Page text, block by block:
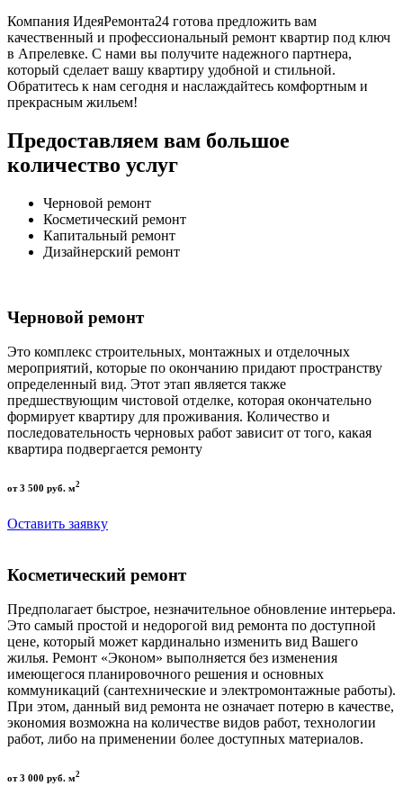
Компания ИдеяРемонта24 готова предложить вам
качественный и профессиональный ремонт квартир под ключ
в Апрелевке. С нами вы получите надежного партнера,
который сделает вашу квартиру удобной и стильной.
Обратитесь к нам сегодня и наслаждайтесь комфортным и
прекрасным жильем!
Предоставляем вам большое
количество услуг
Черновой ремонт
Косметический ремонт
Капитальный ремонт
Дизайнерский ремонт
Черновой ремонт
Это комплекс строительных, монтажных и отделочных
мероприятий, которые по окончанию придают пространству
определенный вид. Этот этап является также
предшествующим чистовой отделке, которая окончательно
формирует квартиру для проживания. Количество и
последовательность черновых работ зависит от того, какая
квартира подвергается ремонту
от 3 500 руб. м2
Оставить заявку
Косметический ремонт
Предполагает быстрое, незначительное обновление интерьера.
Это самый простой и недорогой вид ремонта по доступной
цене, который может кардинально изменить вид Вашего
жилья. Ремонт «Эконом» выполняется без изменения
имеющегося планировочного решения и основных
коммуникаций (сантехнические и электромонтажные работы).
При этом, данный вид ремонта не означает потерю в качестве,
экономия возможна на количестве видов работ, технологии
работ, либо на применении более доступных материалов.
от 3 000 руб. м2